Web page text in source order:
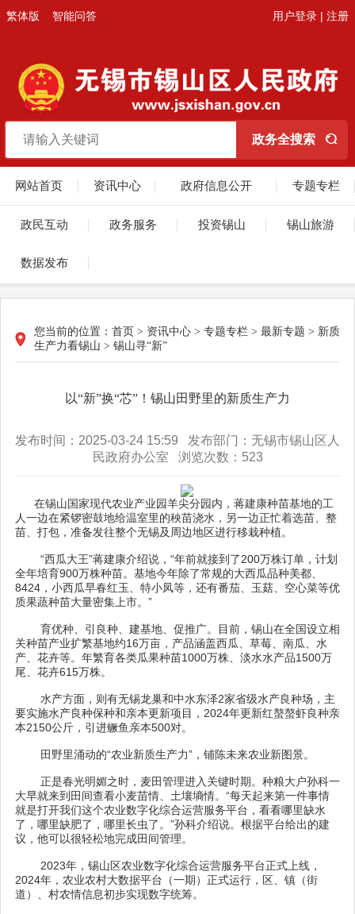
繁体版 智能问答 用户登录 | 注册
网站首页 资讯中心 政府信息公开 专题专栏
政民互动 政务服务 投资锡山 锡山旅游
数据发布
您当前的位置： 首页 > 资讯中心 > 专题专栏 > 最新专题 > 新质
生产力看锡山 > 锡山寻“新”
以“新”换“芯”！锡山田野里的新质生产力
发布时间：2025-03-24 15:59 发布部门：无锡市锡山区人
民政府办公室 浏览次数： 523
在锡山国家现代农业产业园羊尖分园内，蒋建康种苗基地的工
人一边在紧锣密鼓地给温室里的秧苗浇水，另一边正忙着选苗、整
苗、打包，准备发往整个无锡及周边地区进行移栽种植。
“西瓜大王”蒋建康介绍说，“年前就接到了200万株订单，计划
全年培育900万株种苗。基地今年除了常规的大西瓜品种美都、
8424，小西瓜早春红玉、特小凤等，还有番茄、玉菇、空心菜等优
质果蔬种苗大量密集上市。”
育优种、引良种、建基地、促推广。目前，锡山在全国设立相
关种苗产业扩繁基地约16万亩，产品涵盖西瓜、草莓、南瓜、水
产、花卉等。年繁育各类瓜果种苗1000万株、淡水水产品1500万
尾、花卉615万株。
水产方面，则有无锡龙巢和中水东泽2家省级水产良种场，主
要实施水产良种保种和亲本更新项目，2024年更新红螯螯虾良种亲
本2150公斤，引进鳜鱼亲本500对。
田野里涌动的“农业新质生产力”，铺陈未来农业新图景。
正是春光明媚之时，麦田管理进入关键时期。种粮大户孙科一
大早就来到田间查看小麦苗情、土壤墒情。“每天起来第一件事情
就是打开我们这个农业数字化综合运营服务平台，看看哪里缺水
了，哪里缺肥了，哪里长虫了。”孙科介绍说。根据平台给出的建
议，他可以很轻松地完成田间管理。
2023年，锡山区农业数字化综合运营服务平台正式上线，
2024年，农业农村大数据平台（一期）正式运行，区、镇（街
道）、村农情信息初步实现数字统筹。